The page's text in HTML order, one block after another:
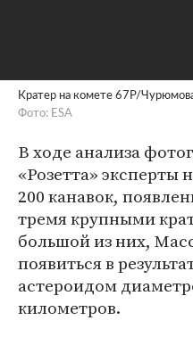
Кратер на комете 67P/
Фото: ESA
В ходе анализа
«Розетта» эксперты
200 канавок,
тремя крупными
большой из них,
появиться в
астероидом
километров.